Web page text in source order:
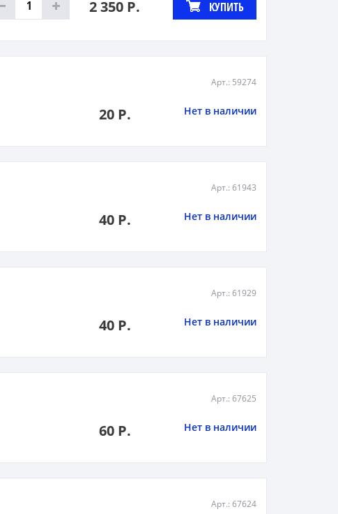
2 350 Р. КУПИТЬ
Арт.: 59274
20 Р. Нет в наличии
Арт.: 61943
40 Р. Нет в наличии
Арт.: 61929
40 Р. Нет в наличии
Арт.: 67625
60 Р. Нет в наличии
Арт.: 67624